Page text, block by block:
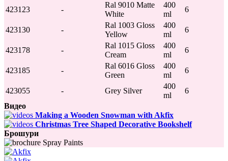
423123 -
Ral 9010 Matte
White
400
ml
6
423130 -
Ral 1003 Gloss
Yellow
400
ml
6
423178 -
Ral 1015 Gloss
Cream
400
ml
6
423185 -
Ral 6016 Gloss
Green
400
ml
6
423055 - Grey Silver
400
ml
6
Видео
Making a Wooden Snowman with Akfix
Christmas Tree Shaped Decorative Bookshelf
Брошури
Spray Paints